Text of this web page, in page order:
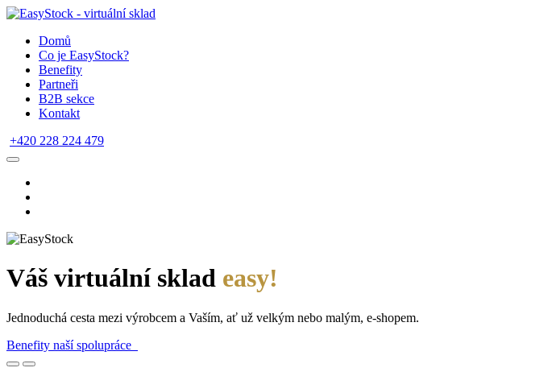
Domů
Co je EasyStock?
Benefity
Partneři
B2B sekce
Kontakt
+420 228 224 479
Váš virtuální sklad easy!
Jednoduchá cesta mezi výrobcem a Vaším, ať už velkým nebo malým, e-shopem.
Benefity naší spolupráce